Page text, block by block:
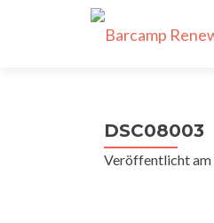
DSC08003
Veröffentlicht am